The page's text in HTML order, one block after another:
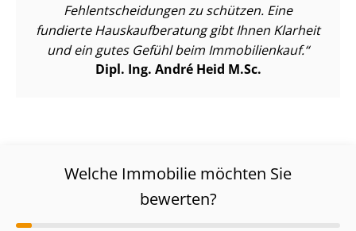
Fehl­ent­schei­dun­gen zu schützen. Eine
fundierte Haus­kauf­be­ra­tung gibt Ihnen Klarheit
und ein gutes Gefühl beim Immobilienkauf.
Dipl. Ing. André Heid M.Sc.
Welche Immobilie möchten Sie
bewerten?